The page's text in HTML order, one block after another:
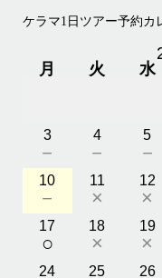
ケラマ1日ツアー予約カ
月 火 水
3
－
4
－
5
－
10
－
11
×
12
×
17
○
18
×
19
×
24 25 26